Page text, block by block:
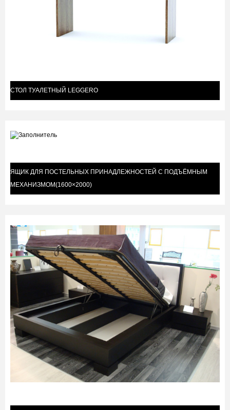
СТОЛ ТУАЛЕТНЫЙ LEGGERO
ЯЩИК ДЛЯ ПОСТЕЛЬНЫХ ПРИНАДЛЕЖНОСТЕЙ С ПОДЪЁМНЫМ
МЕХАНИЗМОМ(1600×2000)